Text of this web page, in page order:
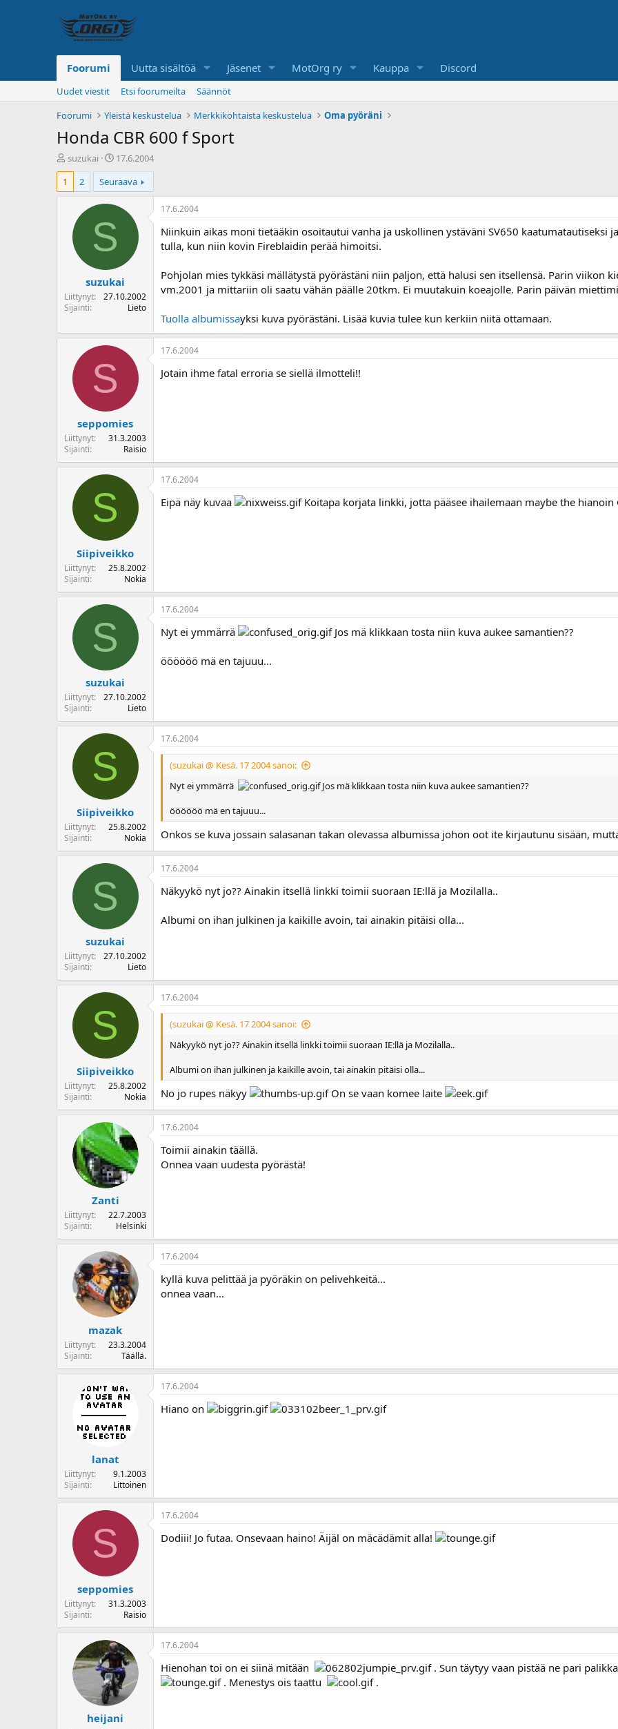
Foorumi Uutta sisältöä Jäsenet MotOrg ry Kauppa Discord
Uudet viestit Etsi foorumeilta
Säännöt
Foorumi
Yleistä keskustelua Merkkikohtaista keskustelua Oma pyöräni
Honda CBR 600 f Sport
K
e
k
a
l
i
suzukai
A
l
o
i
t
s
p
i
v
ä
17.6.2004
1
2 Seuraava
S
suzukai
Liittynyt
27.10.2002
Sijainti
Lieto
17.6.2004
Niinkuin aikas moni tietääkin osoitautui vanha ja uskollinen ystäväni SV650 kaatumatautiseksi
tulla, kun niin kovin Fireblaidin perää himoitsi.
Pohjolan mies tykkäsi mällätystä pyörästäni niin paljon, että halusi sen itsellensä. Parin viikon
vm.2001 ja mittariin oli saatu vähän päälle 20tkm. Ei muutakuin koeajolle. Parin päivän
Tuolla albumissayksi kuva pyörästäni. Lisää kuvia tulee kun kerkiin niitä ottamaan.
S
seppomies
Liittynyt
31.3.2003
Sijainti
Raisio
17.6.2004
Jotain ihme fatal erroria se siellä ilmotteli!!
S
Siipiveikko
Liittynyt
25.8.2002
Sijainti
Nokia
17.6.2004
Eipä näy kuvaa Koitapa korjata linkki, jotta pääsee ihailemaan maybe the hianoin
S
suzukai
Liittynyt
27.10.2002
Sijainti
Lieto
17.6.2004
Nyt ei ymmärrä Jos mä klikkaan tosta niin kuva aukee samantien??
öööööö mä en tajuuu...
S
Siipiveikko
Liittynyt
25.8.2002
Sijainti
Nokia
17.6.2004
(suzukai @ Kesä. 17 2004 sanoi:
Nyt ei ymmärrä
Jos mä klikkaan tosta niin kuva aukee samantien??
öööööö mä en tajuuu...
Onkos se kuva jossain salasanan takan olevassa albumissa johon oot ite kirjautunu sisään,
S
suzukai
Liittynyt
27.10.2002
Sijainti
Lieto
17.6.2004
Näkyykö nyt jo?? Ainakin itsellä linkki toimii suoraan IE:llä ja Mozilalla..
Albumi on ihan julkinen ja kaikille avoin, tai ainakin pitäisi olla...
S
Siipiveikko
Liittynyt
25.8.2002
Sijainti
Nokia
17.6.2004
(suzukai @ Kesä. 17 2004 sanoi:
Näkyykö nyt jo?? Ainakin itsellä linkki toimii suoraan IE:llä ja Mozilalla..
Albumi on ihan julkinen ja kaikille avoin, tai ainakin pitäisi olla...
No jo rupes näkyy On se vaan komee laite
Zanti
Liittynyt
22.7.2003
Sijainti
Helsinki
17.6.2004
Toimii ainakin täällä.
Onnea vaan uudesta pyörästä!
mazak
Liittynyt
23.3.2004
Sijainti
Täällä.
17.6.2004
kyllä kuva pelittää ja pyöräkin on pelivehkeitä...
onnea vaan...
lanat
Liittynyt
9.1.2003
Sijainti
Littoinen
17.6.2004
Hiano on
S
seppomies
Liittynyt
31.3.2003
Sijainti
Raisio
17.6.2004
Dodiii! Jo futaa. Onsevaan haino! Äijäl on mäcädämit alla!
heijani
17.6.2004
Hienohan toi on ei siinä mitään
. Sun täytyy vaan pistää ne pari
. Menestys ois taattu
.